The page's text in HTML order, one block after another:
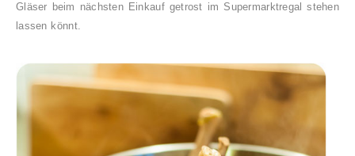
Gläser beim nächsten Einkauf getrost im Supermarktregal stehen
lassen könnt.